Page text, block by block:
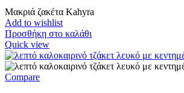
Μακριά ζακέτα Kahyra
Add to wishlist
Προσθήκη στο καλάθι
Quick view
Compare